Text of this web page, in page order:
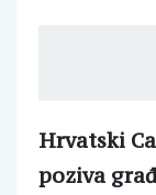
Hrvatski
poziva